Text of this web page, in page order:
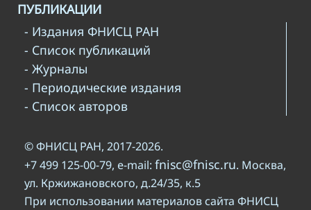
ПУБЛИКАЦИИ
- Издания ФНИСЦ РАН
- Список публикаций
- Журналы
- Периодические издания
- Список авторов
© ФНИСЦ РАН, 2017-2026.
+7 499 125-00-79, e-mail: fnisc@fnisc.ru. Москва,
ул. Кржижановского, д.24/35, к.5
При использовании материалов сайта ФНИСЦ